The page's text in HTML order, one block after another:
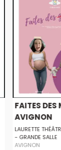
FAITES DES
AVIGNON
LAURETTE
- GRANDE SALLE
AVIGNON